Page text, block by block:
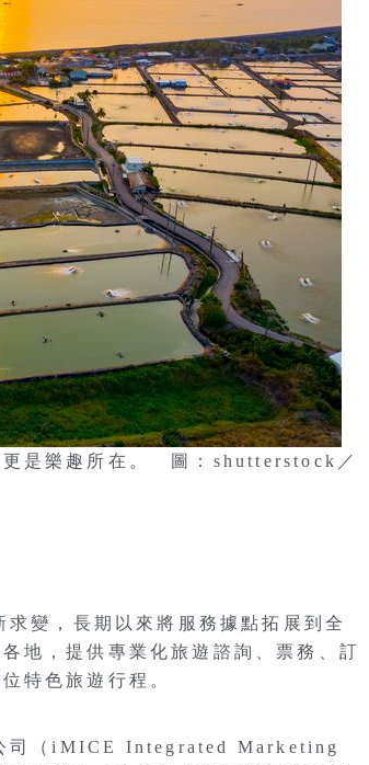
更是樂趣所在。 圖：shutterstock／
變，長期以來將服務據點拓展到全
地，提供專業化旅遊諮詢、票務、訂
特色旅遊行程。
司（iMICE Integrated Marketing